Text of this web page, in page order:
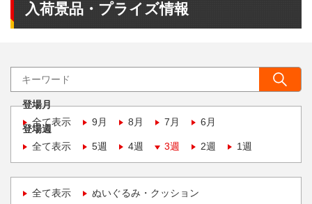
入荷景品・プライズ情報
登場月
全て表示
9月 8月 7月 6月
登場週
全て表示
5週 4週 3週 2週 1週
全て表示 ぬいぐるみ・クッション